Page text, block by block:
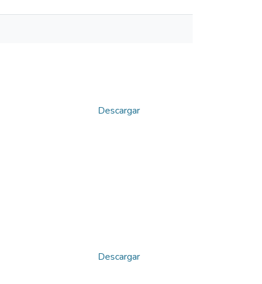
Descargar
Descargar